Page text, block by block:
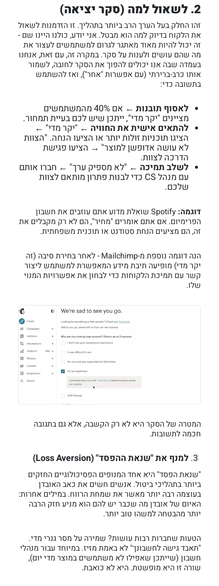
2. לשאול למה (סקר יציאה)
זהו החלק בעל הערך הרב ביותר בתהליך. זו הזדמנות לשאול
את הלקוח בדיוק למה הוא מבטל. אני יודע, כולנו היינו שם -
זה יכול להיות מאוד מאתגר לגרום למשתמשים לעצור את
מה שהם עושים ולענות על סקר. במקרה זה, עם זאת, אנחנו
בעמדה שבה אנו יכולים להפוך את הסקר לחובה, לשמור
אותו כרב-ברירתי (עם אפשרות "אחר"), ואז להשתמש
בתשובה כדי:
לאסוף תובנות ← אם 40% מהמשתמשים
מציינים "יקר מדי", ייתכן שיש לכם בעיית תמחור.
להתאים אישית את החוויה ← "יקר מדי" ←
הציגו תוכניות זולות יותר או הציעו הנחה. "הצוות
לא עושה אדופשן למוצר" → הציעו פגישת
הדרכה לצוות.
לשלב תמיכה ← "לא מספיק ערך" ← חברו אותם
עם מנהל CS כדי לבנות פתרון מותאם לצוות
שלכם.
דוגמה:
Spotify שואלת מדוע אתם עוזבים את חשבון
הפרימיום. אם אתם אומרים "מחיר", הם לא רק מקבלים את
זה, הם מציעים הנחת סטודנט או תוכנית משפחתית.
הנה דוגמה נוספת מ-Mailchimp - לאחר בחירת סיבה (זה
יקר מדי) מופיעה תיבת מידע המאפשרת למשתמש ליצור
קשר עם תמיכת הלקוחות כדי לבחון את אפשרויות המנוי
שלו.
המטרה של הסקר היא לא רק הקשבה, אלא גם בתגובה
חכמה לתשובות.
למנף את "שנאת ההפסד" (Loss Aversion)
"שנאת הפסד" היא אחד המנופים הפסיכולוגיים החזקים
ביותר בתהליכי ביטול. אנשים חשים את כאב האובדן
בעוצמה רבה יותר מאשר את שמחת הרווח. במילים אחרות:
האיום של אובדן מה שכבר יש להם הוא מניע חזק הרבה
יותר מהבטחה למשהו טוב יותר.
הטעות שחברות רבות עושות? שמירה על מסר גנרי מדי.
"תאבד גישה לחשבונך" לא באמת מזיז. במיוחד עבור מנהלי
חשבון (שייתכן שאפילו לא משתמשים במוצר מדי יום),
שורה זו היא מופשטת. היא לא כואבת.